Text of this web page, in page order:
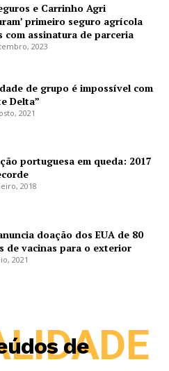
e Carrinho Agri
primeiro seguro agrícola
com assinatura de parceria
2023
de grupo é impossível com
Delta”
2021
portuguesa em queda: 2017
2018
doação dos EUA de 80
de vacinas para o exterior
2021
de